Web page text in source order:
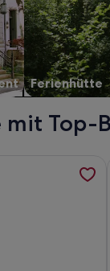
Ferienhütte
mit Top-